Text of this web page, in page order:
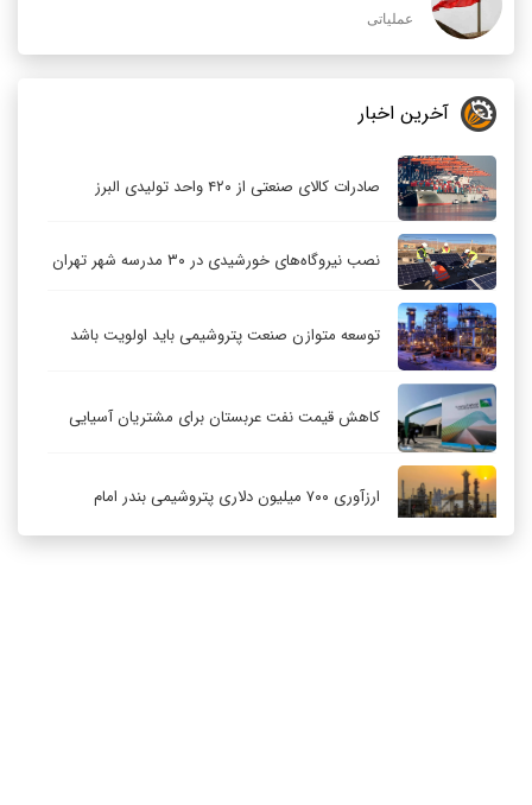
عملیاتی
آخرین اخبار
صادرات کالای صنعتی از ۴۲۰ واحد تولیدی البرز
نصب نیروگاه‌های خورشیدی در ۳۰ مدرسه شهر تهران
توسعه متوازن صنعت پتروشیمی باید اولویت باشد
کاهش قیمت نفت عربستان برای مشتریان آسیایی
ارزآوری ۷۰۰ میلیون دلاری پتروشیمی بندر امام